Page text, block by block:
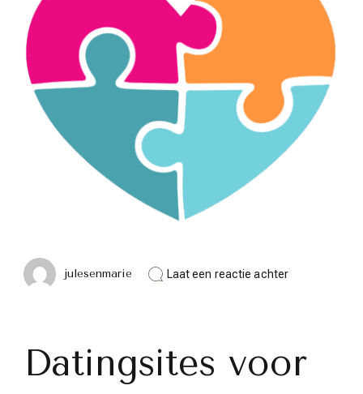
julesenmarie Laat een reactie achterop
datingsites
voor
Datingsites voor